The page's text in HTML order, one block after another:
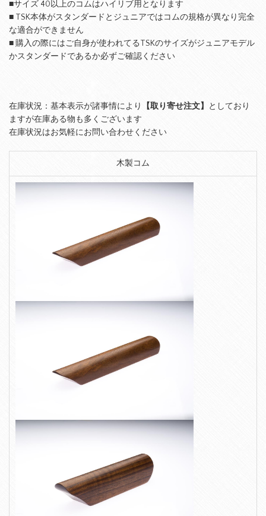
■サイズ 40以上のコムはハイリブ用となります
■ TSK本体がスタンダードとジュニアではコムの規格が異なり完全
な適合ができません
■ 購入の際にはご自身が使われてるTSKのサイズがジュニアモデル
かスタンダードであるか必ずご確認ください
在庫状況：基本表示が諸事情により 【取り寄せ注文】
としており
ますが在庫ある物も多くございます
在庫状況はお気軽にお問い合わせください
木製コム